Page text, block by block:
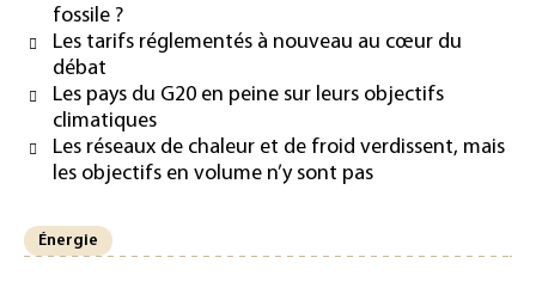
fossile ?
Les tarifs réglementés à nouveau au cœur du
débat
Les pays du G20 en peine sur leurs objectifs
climatiques
Les réseaux de chaleur et de froid verdissent, mais
les objectifs en volume n’y sont pas
Énergie